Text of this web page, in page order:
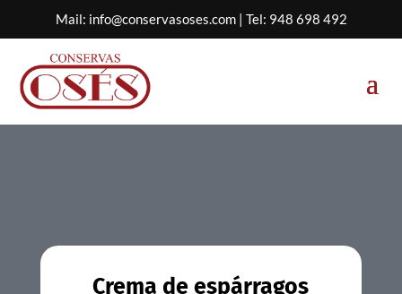
Mail: info@conservasoses.com| Tel: 948 698 492
Crema de espárragos